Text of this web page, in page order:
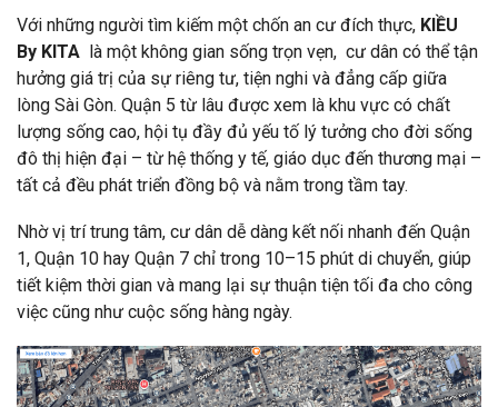
Với những người tìm kiếm một chốn an cư đích thực, KIỀU
By KITA là một không gian sống trọn vẹn, cư dân có thể tận
hưởng giá trị của sự riêng tư, tiện nghi và đẳng cấp giữa
lòng Sài Gòn. Quận 5 từ lâu được xem là khu vực có chất
lượng sống cao, hội tụ đầy đủ yếu tố lý tưởng cho đời sống
đô thị hiện đại – từ hệ thống y tế, giáo dục đến thương mại –
tất cả đều phát triển đồng bộ và nằm trong tầm tay.
Nhờ vị trí trung tâm, cư dân dễ dàng kết nối nhanh đến Quận
1, Quận 10 hay Quận 7 chỉ trong 10–15 phút di chuyển, giúp
tiết kiệm thời gian và mang lại sự thuận tiện tối đa cho công
việc cũng như cuộc sống hàng ngày.